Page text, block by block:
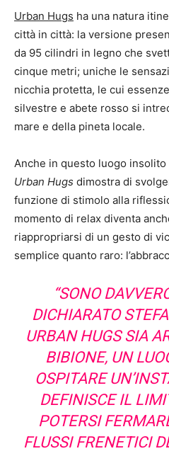
Urban Hugs ha una natura
città in città: la versione
da 95 cilindri in legno che
cinque metri; uniche le
nicchia protetta, le cui
silvestre e abete rosso si
mare e della pineta locale.
Anche in questo luogo
Urban Hugs dimostra di
funzione di stimolo alla
momento di relax diventa
riappropriarsi di un gesto di
semplice quanto raro:
“SONO
DICHIARATO
URBAN HUGS SIA
BIBIONE, UN
OSPITARE
DEFINISCE IL
POTERSI
FLUSSI FRENETICI